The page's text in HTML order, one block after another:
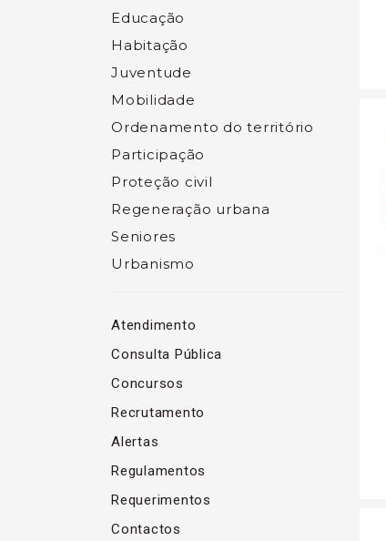
Educação
Habitação
Juventude
Mobilidade
Ordenamento do território
Participação
Proteção civil
Regeneração urbana
Seniores
Urbanismo
Atendimento
Consulta Pública
Concursos
Recrutamento
Alertas
Regulamentos
Requerimentos
Contactos